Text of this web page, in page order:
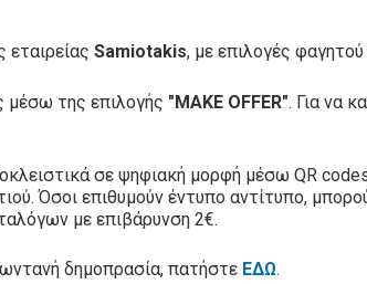
Samiotakis, με επιλογές
μέσω της επιλογής "MAKE OFFER". Για να
σε ψηφιακή μορφή μέσω QR
Όσοι επιθυμούν έντυπο αντίτυπο,
με επιβάρυνση 2€.
δημοπρασία, πατήστε ΕΔΩ.